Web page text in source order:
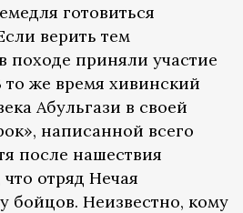
готовиться
верить тем
походе приняли участие
то же время хивинский
Абульгази в своей
написанной всего
после нашествия
что отряд Нечая
бойцов. Неизвестно, кому